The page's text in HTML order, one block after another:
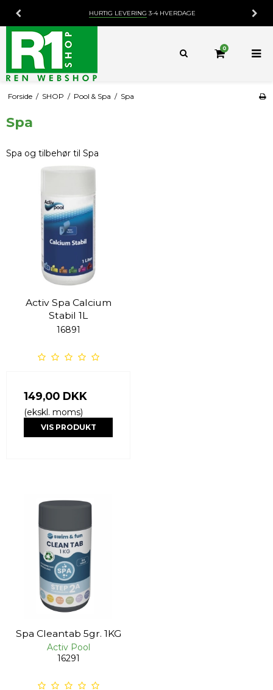
HURTIG LEVERING 3-4 HVERDAGE
0
Forside / SHOP / Pool & Spa / Spa
Spa
Spa og tilbehør til Spa
Activ Spa Calcium
Stabil 1L
16891
149,00 DKK
(ekskl. moms)
VIS PRODUKT
Spa Cleantab 5gr. 1KG
Activ Pool
16291